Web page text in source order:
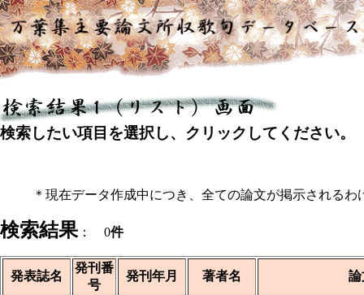
検索したい項目を選択し、クリックしてください。
＊現在データ作成中につき、全ての論文が掲示されるわ
検索結果 ： 0件
発表誌名
発刊番
号
発刊年月 著者名 論